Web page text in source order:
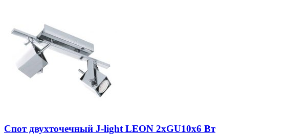
Спот двухточечный J-light LEON 2хGU10х6 Вт